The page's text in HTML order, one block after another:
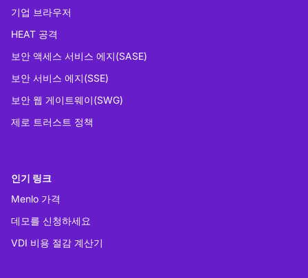
기업 브라우저
HEAT 공격
보안 액세스 서비스 에지(SASE)
보안 서비스 에지(SSE)
보안 웹 게이트웨이(SWG)
제로 트러스트 정책
인기 링크
Menlo 가격
데모를 신청하세요
VDI 비용 절감 계산기